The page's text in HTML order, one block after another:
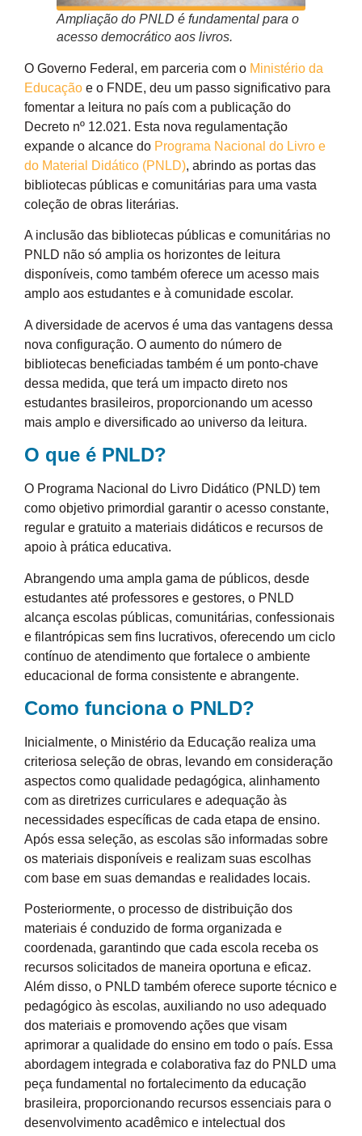
Ampliação do PNLD é fundamental para o
acesso democrático aos livros.
O Governo Federal, em parceria com o Ministério da
Educação e o FNDE, deu um passo significativo para
fomentar a leitura no país com a publicação do
Decreto nº 12.021. Esta nova regulamentação
expande o alcance do Programa Nacional do Livro e
do Material Didático (PNLD), abrindo as portas das
bibliotecas públicas e comunitárias para uma vasta
coleção de obras literárias.
A inclusão das bibliotecas públicas e comunitárias no
PNLD não só amplia os horizontes de leitura
disponíveis, como também oferece um acesso mais
amplo aos estudantes e à comunidade escolar.
A diversidade de acervos é uma das vantagens dessa
nova configuração. O aumento do número de
bibliotecas beneficiadas também é um ponto-chave
dessa medida, que terá um impacto direto nos
estudantes brasileiros, proporcionando um acesso
mais amplo e diversificado ao universo da leitura.
O que é PNLD?
O Programa Nacional do Livro Didático (PNLD) tem
como objetivo primordial garantir o acesso constante,
regular e gratuito a materiais didáticos e recursos de
apoio à prática educativa.
Abrangendo uma ampla gama de públicos, desde
estudantes até professores e gestores, o PNLD
alcança escolas públicas, comunitárias, confessionais
e filantrópicas sem fins lucrativos, oferecendo um ciclo
contínuo de atendimento que fortalece o ambiente
educacional de forma consistente e abrangente.
Como funciona o PNLD?
Inicialmente, o Ministério da Educação realiza uma
criteriosa seleção de obras, levando em consideração
aspectos como qualidade pedagógica, alinhamento
com as diretrizes curriculares e adequação às
necessidades específicas de cada etapa de ensino.
Após essa seleção, as escolas são informadas sobre
os materiais disponíveis e realizam suas escolhas
com base em suas demandas e realidades locais.
Posteriormente, o processo de distribuição dos
materiais é conduzido de forma organizada e
coordenada, garantindo que cada escola receba os
recursos solicitados de maneira oportuna e eficaz.
Além disso, o PNLD também oferece suporte técnico e
pedagógico às escolas, auxiliando no uso adequado
dos materiais e promovendo ações que visam
aprimorar a qualidade do ensino em todo o país. Essa
abordagem integrada e colaborativa faz do PNLD uma
peça fundamental no fortalecimento da educação
brasileira, proporcionando recursos essenciais para o
desenvolvimento acadêmico e intelectual dos